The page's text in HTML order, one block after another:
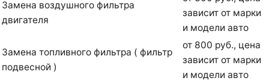
Замена воздушного фильтра
двигателя
зависит от марки
и модели авто
Замена топливного фильтра ( фильтр
подвесной )
от 800 руб., цена
зависит от марки
и модели авто